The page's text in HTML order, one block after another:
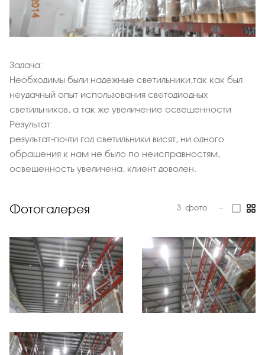
Задача:
Необходимы были надежные светильники,так как был
неудачный опыт использования светодиодных
светильников, а так же увеличение освещенности
Результат:
результат-почти год светильники висят, ни одного
обращения к нам не было по неисправностям,
освещенность увеличена, клиент доволен.
Фотогалерея 3 фото —